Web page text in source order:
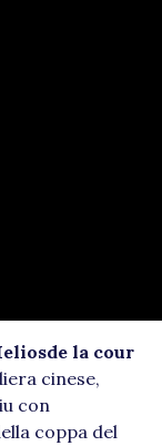
la cour
cinese,
con
coppa del